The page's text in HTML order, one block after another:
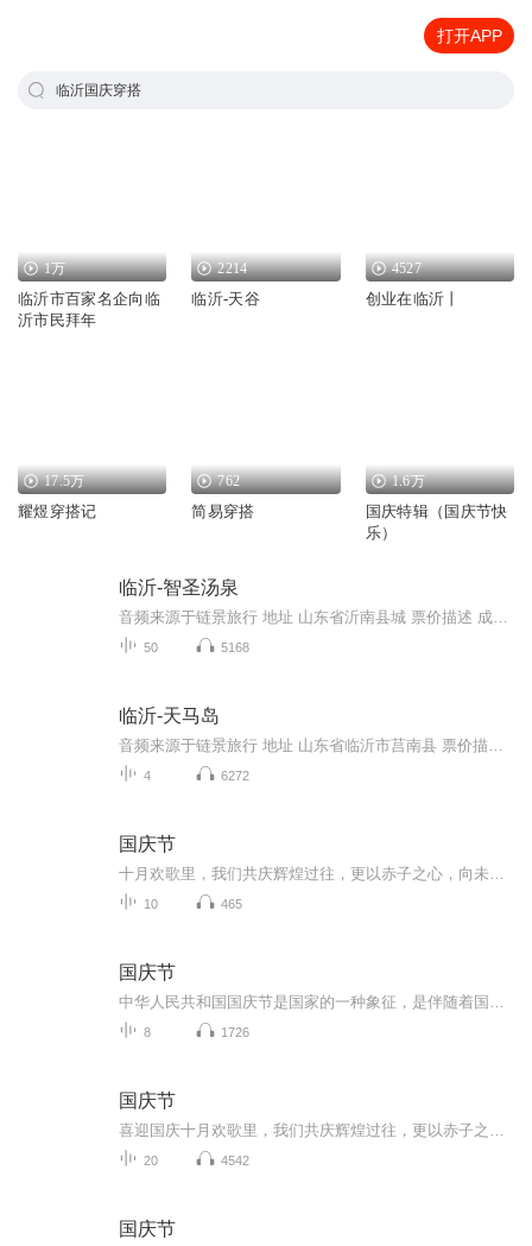
打开APP
临沂国庆穿搭
1万
临沂市百家名企向临
沂市民拜年
2214
临沂-天谷
4527
创业在临沂丨
17.5万
耀煜穿搭记
762
简易穿搭
1.6万
国庆特辑（国庆节快
乐）
临沂-智圣汤泉
50 5168
临沂-天马岛
4 6272
国庆节
10 465
国庆节
8 1726
国庆节
20 4542
国庆节